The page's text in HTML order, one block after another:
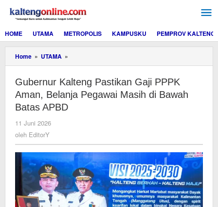
konten
HOME
UTAMA METROPOLIS KAMPUSKU PEMPROV KALTENG
Home » UTAMA »
Kalteng
Gaji
PPPK
Aman,
Bawah
Batas
APBD
Gubernur Kalteng Pastikan Gaji PPPK
Aman, Belanja Pegawai Masih di Bawah
Batas APBD
11 Juni 2026
oleh EditorY